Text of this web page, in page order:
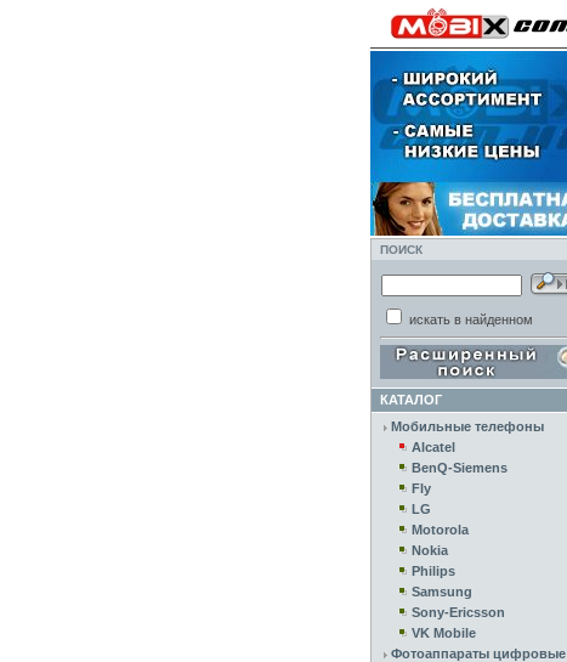
ПОИСК
искать в найденном
КАТАЛОГ
Мобильные телефоны
Alcatel
BenQ-Siemens
Fly
LG
Motorola
Nokia
Philips
Samsung
Sony-Ericsson
VK Mobile
Фотоаппараты цифровые